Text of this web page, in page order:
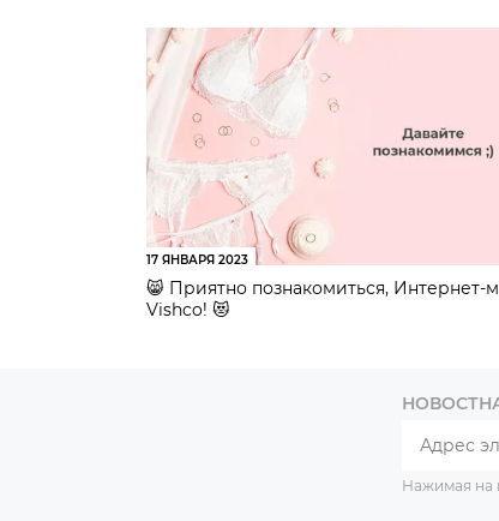
17 ЯНВАРЯ 2023
😸 Приятно познакомиться, Интернет-
Vishco! 😻
Нажимая на